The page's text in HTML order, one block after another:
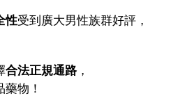
性受到廣大男性族群好評，
合法正規通路 ，
物！